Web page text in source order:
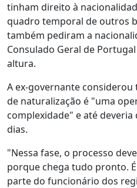
tinham direito à
quadro temporal de outros
também pediram a
Consulado Geral de
altura.
A ex-governante
de naturalização é "uma
complexidade" e até
dias.
"Nessa fase, o processo
porque chega tudo pronto.
parte do funcionário dos